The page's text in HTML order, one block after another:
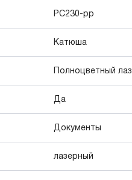
PC230-pp
Катюша
Полноцветный
Да
Документы
лазерный